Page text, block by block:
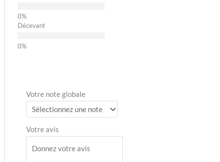
Décevant
Votre note globale
Votre avis